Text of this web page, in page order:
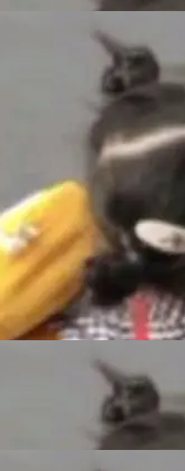
，码
Gra
现
其
<p>
头
“哇
者
住屏
转速
秒
合
通共
约1
笔一
，使
短
变
力的
影
。我
与
主